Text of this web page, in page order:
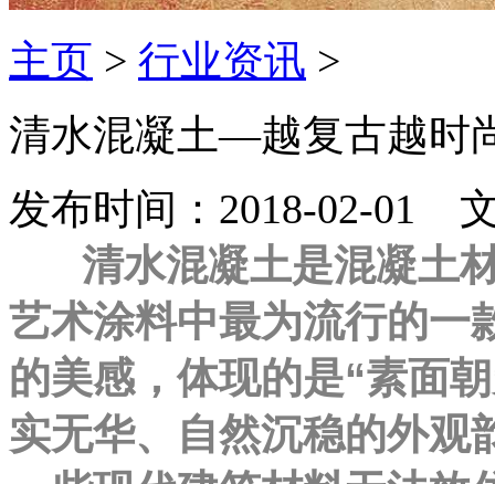
主页 > 行业资讯 >
清水混凝土—越复古越时
发布时间：2018-02-01
清水混凝土是混凝土材
艺术涂料中最为流行的一
的美感，体现的是“素面
实无华、自然沉稳的外观